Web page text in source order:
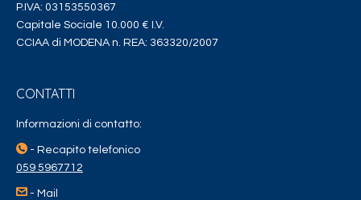
P.IVA: 03153550367
Capitale Sociale 10.000 € I.V.
CCIAA di MODENA n. REA: 363320/2007
CONTATTI
Informazioni di contatto:
- Recapito telefonico
059 5967712
- Mail